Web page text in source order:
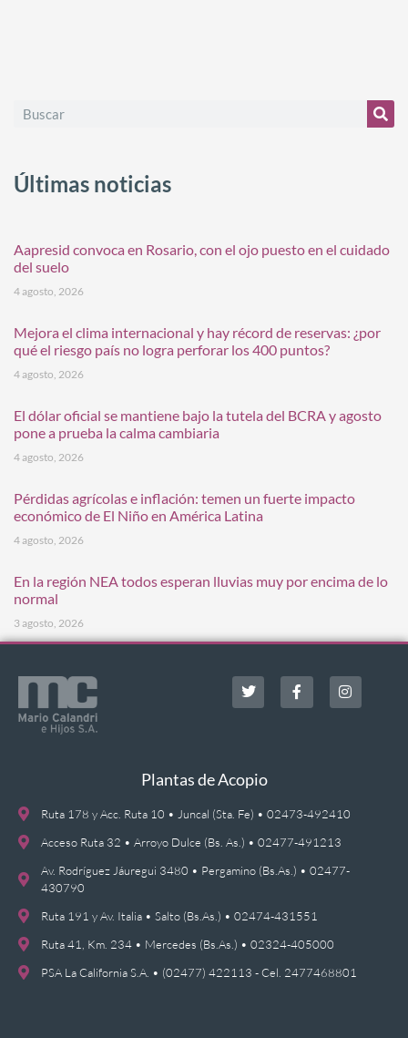
Últimas noticias
Aapresid convoca en Rosario, con el ojo puesto en el cuidado
del suelo
4 agosto, 2026
Mejora el clima internacional y hay récord de reservas: ¿por
qué el riesgo país no logra perforar los 400 puntos?
4 agosto, 2026
El dólar oficial se mantiene bajo la tutela del BCRA y agosto
pone a prueba la calma cambiaria
4 agosto, 2026
Pérdidas agrícolas e inflación: temen un fuerte impacto
económico de El Niño en América Latina
4 agosto, 2026
En la región NEA todos esperan lluvias muy por encima de lo
normal
3 agosto, 2026
Plantas de Acopio
Ruta 178 y Acc. Ruta 10 • Juncal (Sta. Fe) • 02473-492410
Acceso Ruta 32 • Arroyo Dulce (Bs. As.) • 02477-491213
Av. Rodríguez Jáuregui 3480 • Pergamino (Bs.As.) • 02477-
430790
Ruta 191 y Av. Italia • Salto (Bs.As.) • 02474-431551
Ruta 41, Km. 234 • Mercedes (Bs.As.) • 02324-405000
PSA La California S.A. • (02477) 422113 - Cel. 2477468801